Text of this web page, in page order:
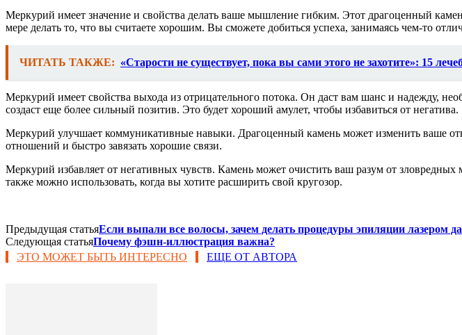
Меркурий имеет значение и свойства делать ваше мышление гибким. Этот драгоценный
мере делать то, что вы считаете хорошим. Вы сможете добиться успеха, занимаясь чем-то
ЧИТАТЬ ТАКЖЕ: «Старости не существует, пока вы сами этого не захотите»: 15
Меркурий имеет свойства выхода из отрицательного потока. Он даст вам шанс и надежду,
создаст еще более сильный позитив. Это будет хороший амулет, чтобы избавиться от негатива.
Меркурий улучшает коммуникативные навыки. Драгоценный камень может изменить ваше
отношений и быстро завязать хорошие связи.
Меркурий избавляет от негативных чувств. Камень может очистить ваш разум от
также можно использовать, когда вы хотите расширить свой кругозор.
Предыдущая статьяЕсли выпали все волосы, зачем делать процедуры эпиляции лазером
Следующая статьяПочему фэшн-иллюстрация важна?
ЭТО МОЖЕТ БЫТЬ ИНТЕРЕСНО
ЕЩЕ ОТ АВТОРА